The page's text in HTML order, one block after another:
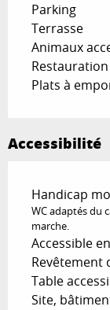
Parking
Terrasse
Animaux
Restauration
Plats à
Accessibilité
Handicap
WC adaptés du
marche.
Accessible
Revêtement
Table
Site,